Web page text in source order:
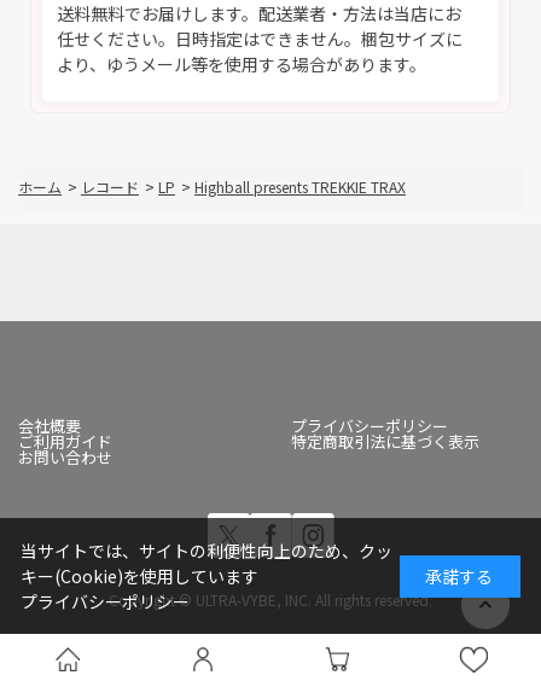
送料無料でお届けします。配送業者・方法は当店にお
任せください。日時指定はできません。梱包サイズに
より、ゆうメール等を使用する場合があります。
ホーム > レコード > LP > Highball presents TREKKIE TRAX
会社概要 プライバシーポリシー
ご利用ガイド 特定商取引法に基づく表示
お問い合わせ
Copyright © ULTRA-VYBE, INC. All rights reserved.
当サイトでは、サイトの利便性向上のため、クッ
キー(Cookie)を使用しています
プライバシーポリシー
承諾する